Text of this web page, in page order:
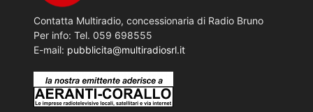
Contatta Multiradio, concessionaria di Radio Bruno
Per info: Tel. 059 698555
E-mail: pubblicita@multiradiosrl.it